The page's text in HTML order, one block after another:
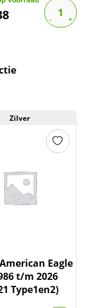
Zilver
American Eagle
t/m 2026
Type1en2)